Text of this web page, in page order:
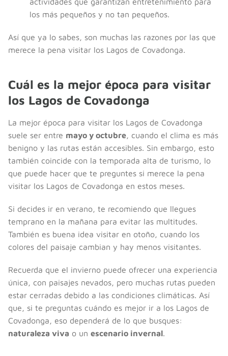
los más pequeños y no tan pequeños.
Así que ya lo sabes, son muchas las razones por las que
merece la pena visitar los Lagos de Covadonga.
Cuál es la mejor época para visitar
los Lagos de Covadonga
La mejor época para visitar los Lagos de Covadonga
suele ser entre mayo y octubre, cuando el clima es más
benigno y las rutas están accesibles. Sin embargo, esto
también coincide con la temporada alta de turismo, lo
que puede hacer que te preguntes si merece la pena
visitar los Lagos de Covadonga en estos meses.
Si decides ir en verano, te recomiendo que llegues
temprano en la mañana para evitar las multitudes.
También es buena idea visitar en otoño, cuando los
colores del paisaje cambian y hay menos visitantes.
Recuerda que el invierno puede ofrecer una experiencia
única, con paisajes nevados, pero muchas rutas pueden
estar cerradas debido a las condiciones climáticas. Así
que, si te preguntas cuándo es mejor ir a los Lagos de
Covadonga, eso dependerá de lo que busques:
naturaleza viva o un escenario invernal.